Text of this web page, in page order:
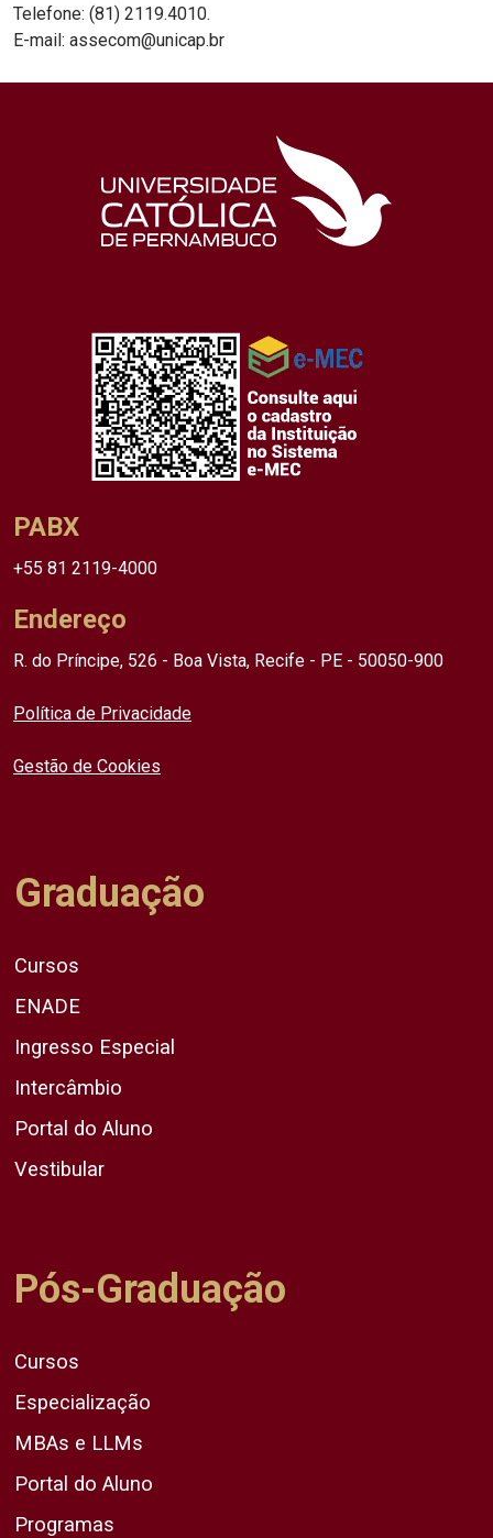
Telefone: (81) 2119.4010.
E-mail: assecom@unicap.br
PABX
+55 81 2119-4000
Endereço
R. do Príncipe, 526 - Boa Vista, Recife - PE - 50050-900
Política de Privacidade
Gestão de Cookies
Graduação
Cursos
ENADE
Ingresso Especial
Intercâmbio
Portal do Aluno
Vestibular
Pós-Graduação
Cursos
Especialização
MBAs e LLMs
Portal do Aluno
Programas